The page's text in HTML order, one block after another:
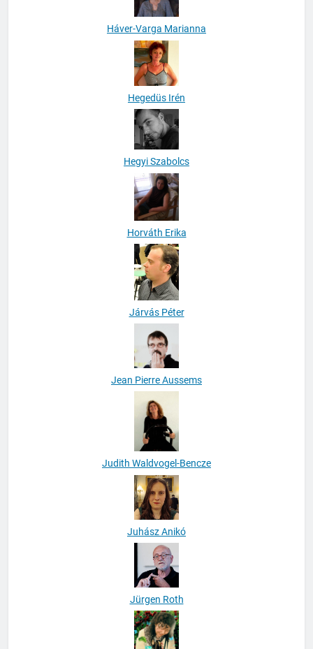
Háver-Varga Marianna
Hegedüs Irén
Hegyi Szabolcs
Horváth Erika
Járvás Péter
Jean Pierre Aussems
Judith Waldvogel-Bencze
Juhász Anikó
Jürgen Roth